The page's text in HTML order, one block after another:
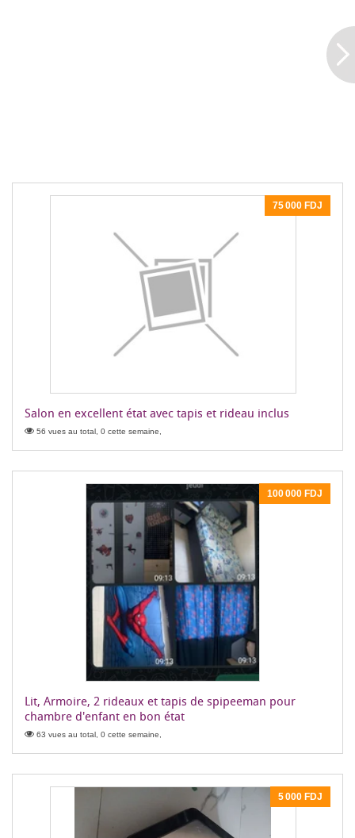
75 000 FDJ
Salon en excellent état avec tapis et rideau inclus
56 vues au total, 0 cette semaine,
100 000 FDJ
Lit, Armoire, 2 rideaux et tapis de spipeeman pour
chambre d'enfant en bon état
63 vues au total, 0 cette semaine,
5 000 FDJ